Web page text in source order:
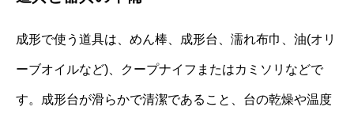
成形で使う道具は、めん棒、成形台、濡れ布巾、油(オリ
ーブオイルなど)、クープナイフまたはカミソリなどで
す。成形台が滑らかで清潔であること、台の乾燥や温度